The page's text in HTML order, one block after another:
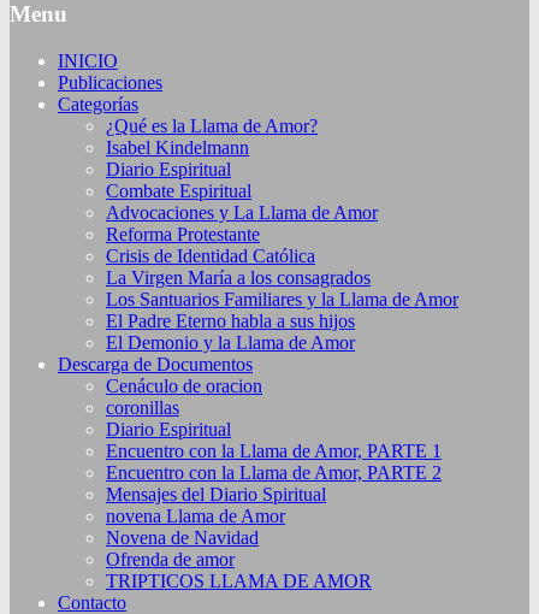
Menu
INICIO
Publicaciones
Categorías
¿Qué es la Llama de Amor?
Isabel Kindelmann
Diario Espiritual
Combate Espiritual
Advocaciones y La Llama de Amor
Reforma Protestante
Crisis de Identidad Católica
La Virgen María a los consagrados
Los Santuarios Familiares y la Llama de Amor
El Padre Eterno habla a sus hijos
El Demonio y la Llama de Amor
Descarga de Documentos
Cenáculo de oracion
coronillas
Diario Espiritual
Encuentro con la Llama de Amor, PARTE 1
Encuentro con la Llama de Amor, PARTE 2
Mensajes del Diario Spiritual
novena Llama de Amor
Novena de Navidad
Ofrenda de amor
TRIPTICOS LLAMA DE AMOR
Contacto